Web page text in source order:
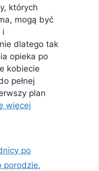
których
mogą być
i
dlatego tak
opieka po
kobiecie
pełnej
plan
więcej
po
porodzie,